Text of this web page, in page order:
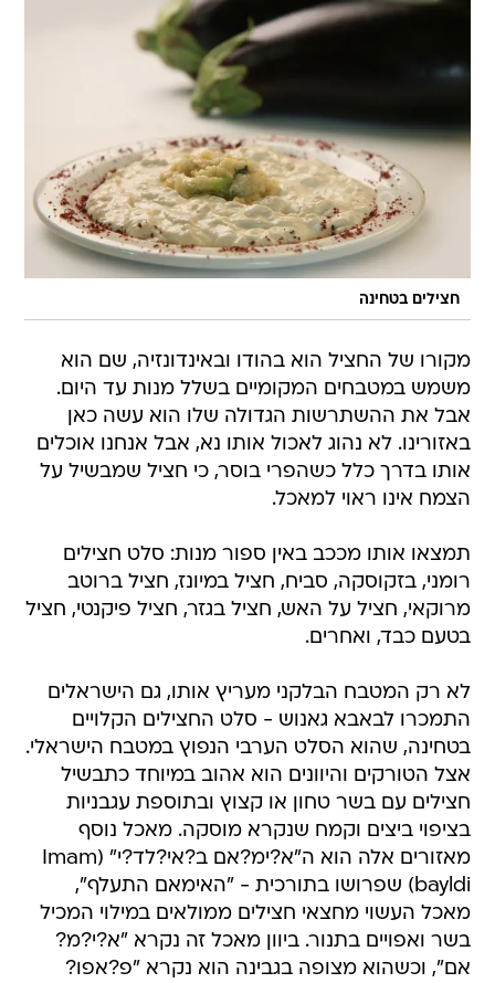
חצילים בטחינה
מקורו של החציל הוא בהודו ובאינדונזיה, שם הוא
משמש במטבחים המקומיים בשלל מנות עד היום.
אבל את ההשתרשות הגדולה שלו הוא עשה כאן
באזורינו. לא נהוג לאכול אותו נא, אבל אנחנו אוכלים
אותו בדרך כלל כשהפרי בוסר, כי חציל שמבשיל על
הצמח אינו ראוי למאכל.
תמצאו אותו מככב באין ספור מנות: סלט חצילים
רומני, בזקוסקה, סביח, חציל במיונז, חציל ברוטב
מרוקאי, חציל על האש, חציל בגזר, חציל פיקנטי, חציל
בטעם כבד, ואחרים.
לא רק המטבח הבלקני מעריץ אותו, גם הישראלים
התמכרו לבאבא גאנוש - סלט החצילים הקלויים
בטחינה, שהוא הסלט הערבי הנפוץ במטבח הישראלי.
אצל הטורקים והיוונים הוא אהוב במיוחד כתבשיל
חצילים עם בשר טחון או קצוץ ובתוספת עגבניות
בציפוי ביצים וקמח שנקרא מוסקה. מאכל נוסף
מאזורים אלה הוא ה"א?ימ?אם ב?אי?לד?י" (Imam
bayldi) שפרושו בתורכית - "האימאם התעלף",
מאכל העשוי מחצאי חצילים ממולאים במילוי המכיל
בשר ואפויים בתנור. ביוון מאכל זה נקרא "א?י?מ?
אם", וכשהוא מצופה בגבינה הוא נקרא "פ?אפו?